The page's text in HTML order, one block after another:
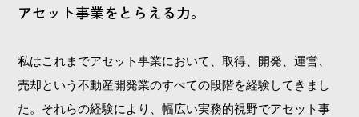
アセット事業をとらえる力。
私はこれまでアセット事業において、取得、開発、運営、
売却という不動産開発業のすべての段階を経験してきまし
た。それらの経験により、幅広い実務的視野でアセット事